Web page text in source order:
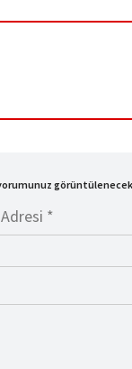
yorumunuz
*